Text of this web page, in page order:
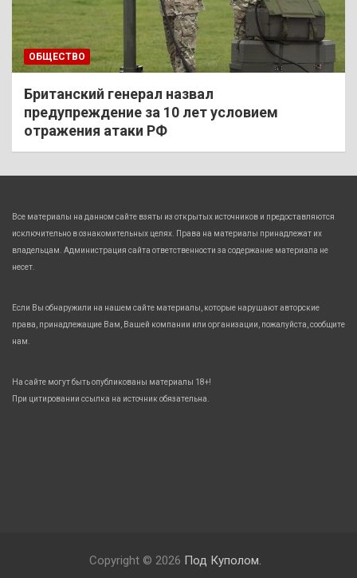
ОБЩЕСТВО
Британский генерал назвал
предупреждение за 10 лет условием
отражения атаки РФ
Все материалы на данном сайте взяты из открытых источников и предоставляются
исключительно в ознакомительных целях. Права на материалы принадлежат их
владельцам. Администрация сайта ответственности за содержание материала не
несет.
Если Вы обнаружили на нашем сайте материалы, которые нарушают авторские
права, принадлежащие Вам, Вашей компании или организации, пожалуйста, сообщите
нам.
На сайте могут быть опубликованы материалы 18+!
При цитировании ссылка на источник обязательна.
Copyright © 2026 Под Куполом.